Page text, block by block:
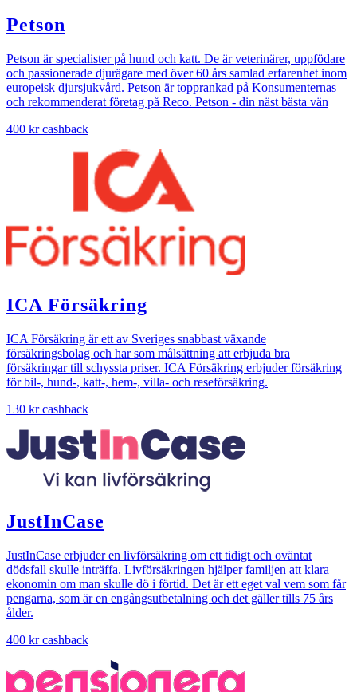
Petson
Petson är specialister på hund och katt. De är veterinärer, uppfödare
och passionerade djurägare med över 60 års samlad erfarenhet inom
europeisk djursjukvård. Petson är topprankad på Konsumenternas
och rekommenderat företag på Reco. Petson - din näst bästa vän
400 krcashback
ICA Försäkring
ICA Försäkring är ett av Sveriges snabbast växande
försäkringsbolag och har som målsättning att erbjuda bra
försäkringar till schyssta priser. ICA Försäkring erbjuder försäkring
för bil-, hund-, katt-, hem-, villa- och reseförsäkring.
130 krcashback
JustInCase
JustInCase erbjuder en livförsäkring om ett tidigt och oväntat
dödsfall skulle inträffa. Livförsäkringen hjälper familjen att klara
ekonomin om man skulle dö i förtid. Det är ett eget val vem som får
pengarna, som är en engångsutbetalning och det gäller tills 75 års
ålder.
400 krcashback